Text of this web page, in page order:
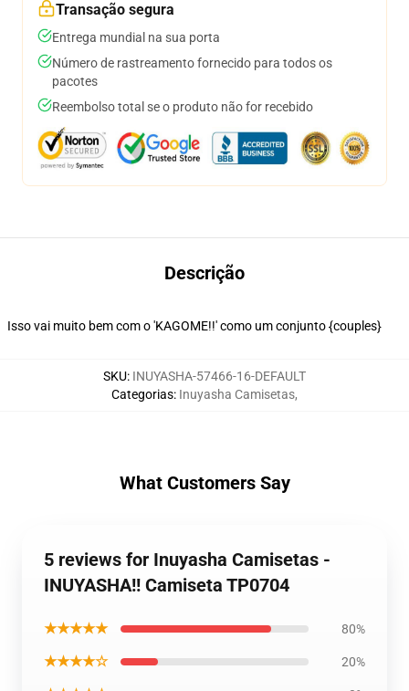
Transação segura
Entrega mundial na sua porta
Número de rastreamento fornecido para todos os
pacotes
Reembolso total se o produto não for recebido
Descrição
Isso vai muito bem com o 'KAGOME!!' como um conjunto {couples}
SKU: INUYASHA-57466-16-DEFAULT
Categorias: Inuyasha Camisetas,
What Customers Say
5 reviews for Inuyasha Camisetas -
INUYASHA!! Camiseta TP0704
★★★★★ 80%
★★★★☆ 20%